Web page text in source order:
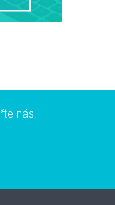
nás!